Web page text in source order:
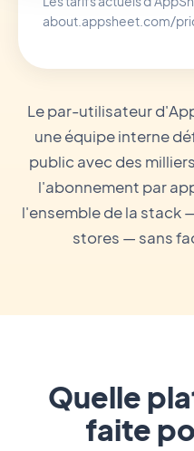
about.appsheet.com/
Le par-utilisateur
une équipe interne
public avec des
l'abonnement par
l'ensemble de la stack
stores — sans
Quelle
faite